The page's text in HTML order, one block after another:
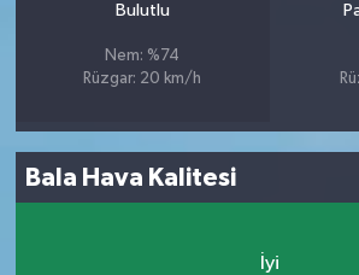
Bulutlu
Nem: %74
Rüzgar: 20 km/h
Bala Hava Kalitesi
İyi